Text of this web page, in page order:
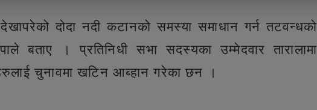
दोदा नदी कटानको समस्या समाधान गर्न तटवन्धको
बताए । प्रतिनिधी सभा सदस्यका उम्मेदवार तारालामा
चुनावमा खटिन आब्हान गरेका छन ।